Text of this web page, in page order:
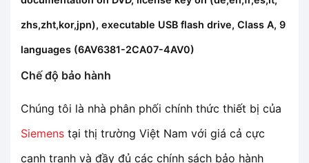
zhs,zht,kor,jpn), executable USB flash drive, Class A, 9
languages (6AV6381-2CA07-4AV0)
Chế độ bảo hành
Chúng tôi là nhà phân phối chính thức thiết bị của
Siemens tại thị trường Việt Nam với giá cả cực
cạnh tranh và đầy đủ các chính sách bảo hành